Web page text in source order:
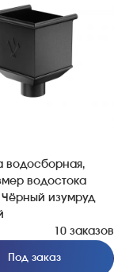
водосборная,
водостока
Чёрный изумруд
10 заказов
Под заказ